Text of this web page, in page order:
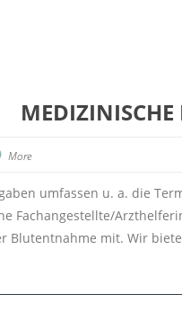
More
umfassen u. a. die
Fachangestellte/
Blutentnahme mit. Wir